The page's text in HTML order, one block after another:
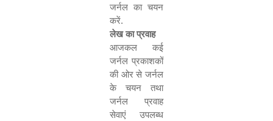
जर्नल का चयन
करें.
लेख का प्रवाह
आजकल कई
जर्नल प्रकाशकों
की ओर से जर्नल
के चयन तथा
जर्नल प्रवाह
सेवाएं उपलब्ध